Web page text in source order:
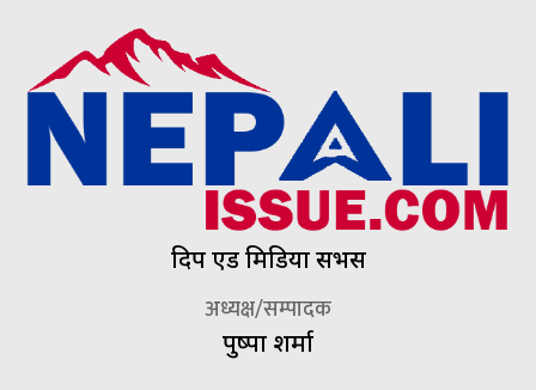
दिप एड मिडिया सर्भिस
अध्यक्ष/सम्पादक
पुष्पा शर्मा